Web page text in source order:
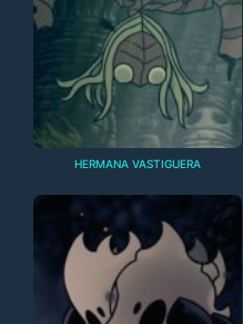
HERMANA VASTIGUERA